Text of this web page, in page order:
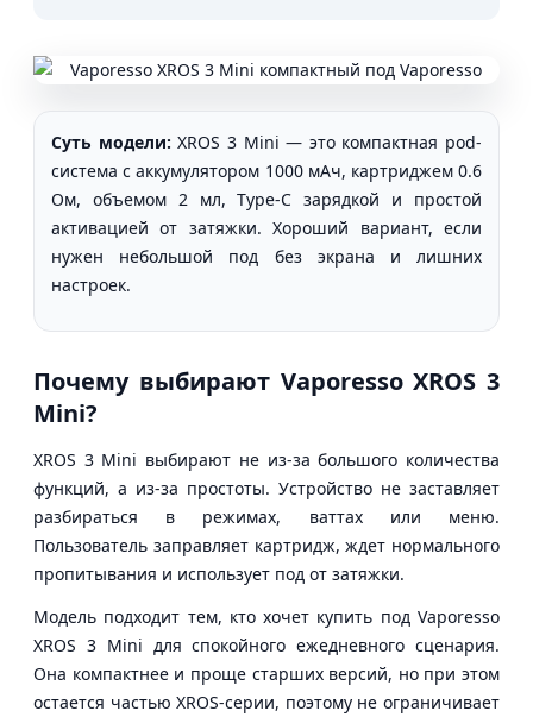
Суть модели: XROS 3 Mini — это компактная pod-
система с аккумулятором 1000 мАч, картриджем 0.6
Ом, объемом 2 мл, Type-C зарядкой и простой
активацией от затяжки. Хороший вариант, если
нужен небольшой под без экрана и лишних
настроек.
Почему выбирают Vaporesso XROS 3
Mini?
XROS 3 Mini выбирают не из-за большого количества
функций, а из-за простоты. Устройство не заставляет
разбираться в режимах, ваттах или меню.
Пользователь заправляет картридж, ждет нормального
пропитывания и использует под от затяжки.
Модель подходит тем, кто хочет купить под Vaporesso
XROS 3 Mini для спокойного ежедневного сценария.
Она компактнее и проще старших версий, но при этом
остается частью XROS-серии, поэтому не ограничивает